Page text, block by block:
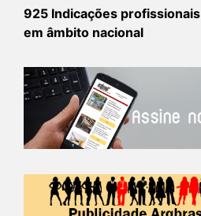
925 Indicações profissionais
em âmbito nacional